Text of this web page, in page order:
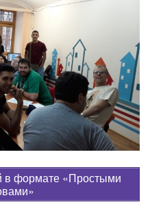
в формате «Простыми